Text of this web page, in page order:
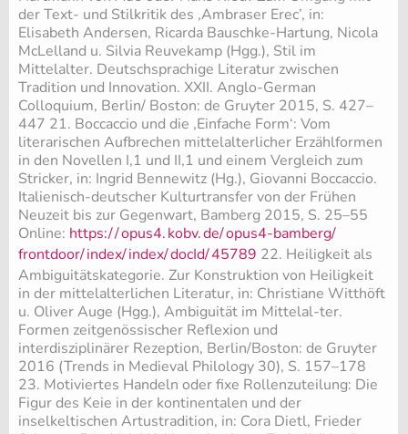
der Text- und Stilkritik des ‚Ambraser Erec’, in:
Elisabeth Andersen, Ricarda Bauschke-Hartung, Nicola
McLelland u. Silvia Reuvekamp (Hgg.), Stil im
Mittelalter. Deutschsprachige Literatur zwischen
Tradition und Innovation. XXII. Anglo-German
Colloquium, Berlin/ Boston: de Gruyter 2015, S. 427–
447 21. Boccaccio und die ‚Einfache Form‘: Vom
literarischen Aufbrechen mittelalterlicher Erzählformen
in den Novellen I,1 und II,1 und einem Vergleich zum
Stricker, in: Ingrid Bennewitz (Hg.), Giovanni Boccaccio.
Italienisch-deutscher Kulturtransfer von der Frühen
Neuzeit bis zur Gegenwart, Bamberg 2015, S. 25–55
Online: https://opus4.kobv.de/opus4-bamberg/
frontdoor/index/index/docId/45789 22. Heiligkeit als
Ambiguitätskategorie. Zur Konstruktion von Heiligkeit
in der mittelalterlichen Literatur, in: Christiane Witthöft
u. Oliver Auge (Hgg.), Ambiguität im Mittelal-ter.
Formen zeitgenössischer Reflexion und
interdisziplinärer Rezeption, Berlin/Boston: de Gruyter
2016 (Trends in Medieval Philology 30), S. 157–178
23. Motiviertes Handeln oder fixe Rollenzuteilung: Die
Figur des Keie in der kontinentalen und der
inselkeltischen Artustradition, in: Cora Dietl, Frieder